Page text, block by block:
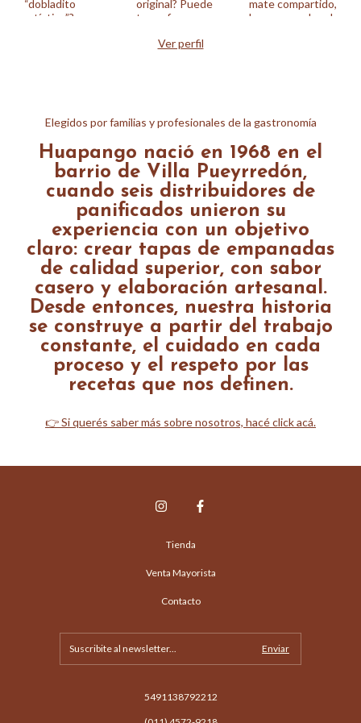
Ver perfil
Elegidos por familias y profesionales de la gastronomía
Huapango nació en 1968 en el
barrio de Villa Pueyrredón,
cuando seis distribuidores de
panificados unieron su
experiencia con un objetivo
claro: crear tapas de empanadas
de calidad superior, con sabor
casero y elaboración artesanal.
Desde entonces, nuestra historia
se construye a partir del trabajo
constante, el cuidado en cada
proceso y el respeto por las
recetas que nos definen.
👉 Si querés saber más sobre nosotros, hacé click acá.
Tienda
Venta Mayorista
Contacto
5491138792212